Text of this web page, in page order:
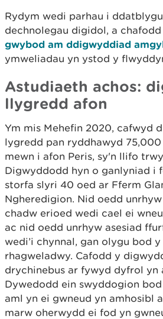
Rydym wedi parhau i
dechnolegau digidol, a
gwybod am ddigwyddiad
ymweliadau yn ystod y
Astudiaeth achos:
llygredd afon
Ym mis Mehefin 2020, cafwyd
lygredd pan ryddhawyd
mewn i afon Peris, sy'n llifo
Digwyddodd hyn o ganlyniad i
storfa slyri 40 oed ar Fferm
Ngheredigion. Nid oedd
chadw erioed wedi cael ei
ac nid oedd unrhyw asesiad
wedi’i chynnal, gan olygu bod
rhagweladwy. Cafodd y
drychinebus ar fywyd dyfrol yn
Dywedodd ein swyddogion
aml yn ei gwneud yn amhosibl
marw oherwydd ei fod yn